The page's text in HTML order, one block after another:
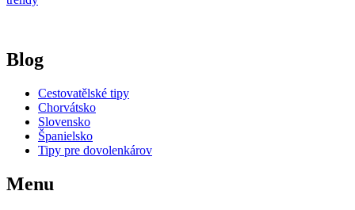
Blog
Cestovatělské tipy
Chorvátsko
Slovensko
Španielsko
Tipy pre dovolenkárov
Menu